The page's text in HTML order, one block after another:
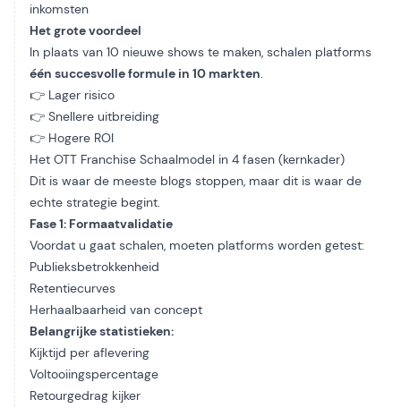
inkomsten
Het grote voordeel
In plaats van 10 nieuwe shows te maken, schalen platforms
één succesvolle formule in 10 markten.
👉 Lager risico
👉 Snellere uitbreiding
👉 Hogere ROI
Het OTT Franchise Schaalmodel in 4 fasen (kernkader)
Dit is waar de meeste blogs stoppen, maar dit is waar de
echte strategie begint.
Fase 1: Formaatvalidatie
Voordat u gaat schalen, moeten platforms worden getest:
Publieksbetrokkenheid
Retentiecurves
Herhaalbaarheid van concept
Belangrijke statistieken:
Kijktijd per aflevering
Voltooiingspercentage
Retourgedrag kijker